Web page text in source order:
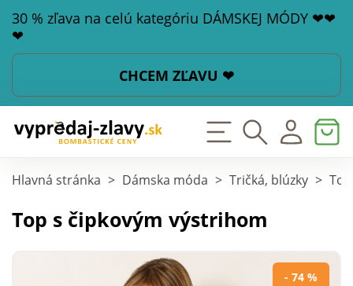
30 % zľava na celú kategóriu DÁMSKEJ MÓDY ❤❤
❤
CHCEM ZĽAVU ❤
Hlavná stránka > Dámska móda > Tričká, blúzky >
Top s čipkovým výstrihom
- 74 %